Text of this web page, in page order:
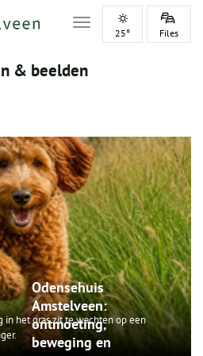
Toggle navigation
25° Files
& beelden
het gras zit te wachten op een
Odensehuis
Amstelveen:
ontmoeting,
beweging en